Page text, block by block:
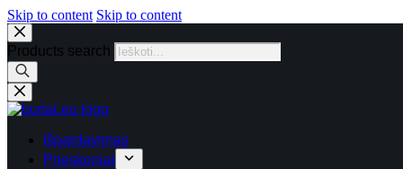
Skip to content Skip to content
Products search
Išpardavimas
Prieskoniai